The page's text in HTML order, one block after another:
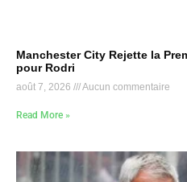
Manchester City Rejette la
pour Rodri
août 7, 2026 Aucun commentaire
Read More »